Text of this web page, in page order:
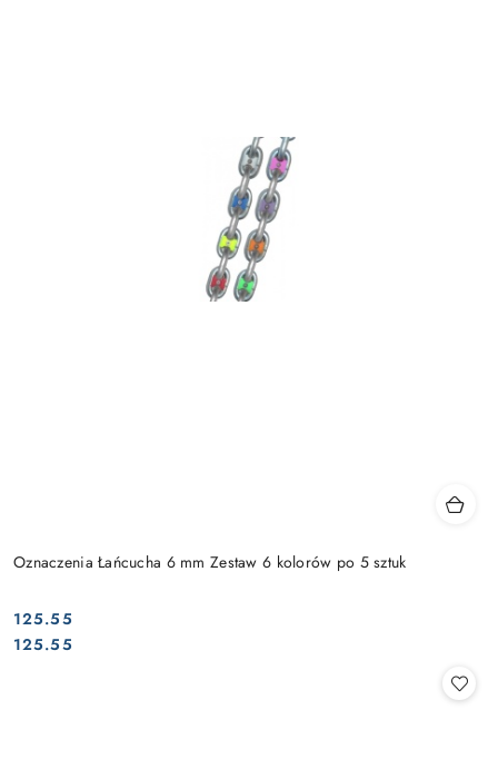
Oznaczenia Łańcucha 6 mm Zestaw 6 kolorów po 5 sztuk
Cena:
125.55
Cena:
125.55